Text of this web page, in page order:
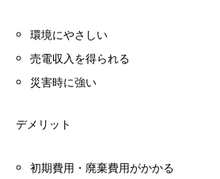
環境にやさしい
売電収入を得られる
災害時に強い
デメリット
初期費用・廃棄費用がかかる